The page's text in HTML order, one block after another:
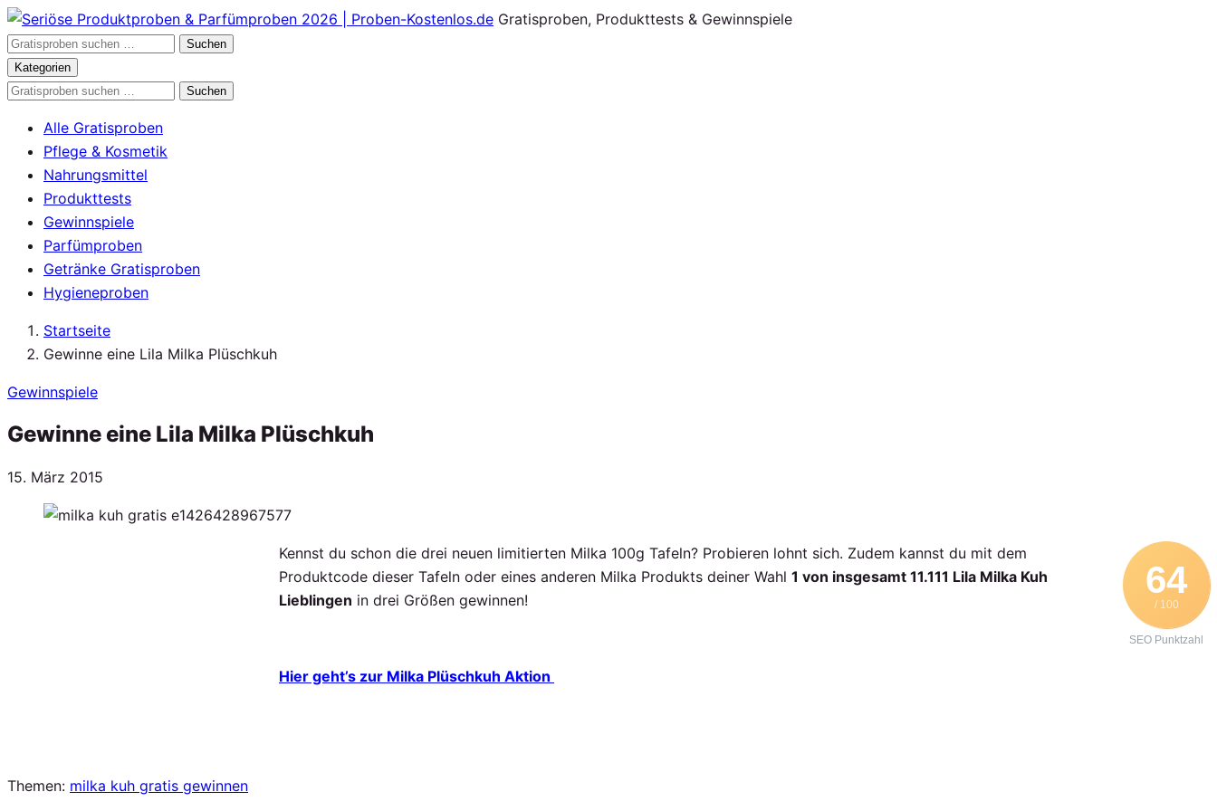
Zum
Inhalt
springen
Gratisproben, Produkttests & Gewinnspiele
Gratisproben
durchsuchen
Suchen
Kategorien
Gratisproben
Suchen
Alle Gratisproben
Pflege & Kosmetik
Nahrungsmittel
Produkttests
Gewinnspiele
Parfümproben
Getränke Gratisproben
Hygieneproben
Startseite
Gewinne eine Lila Milka Plüschkuh
Gewinnspiele
Gewinne eine Lila Milka Plüschkuh
Veröffentlicht
15. März 2015
64
/ 100
SEO Punktzahl
Kennst du schon die drei neuen limitierten Milka 100g Tafeln? Probieren lohnt sich. Zudem kannst du mit dem
Produktcode dieser Tafeln oder eines anderen Milka Produkts deiner Wahl 1 von insgesamt 11.111 Lila Milka Kuh
Lieblingen in drei Größen gewinnen!
Hier geht’s zur Milka Plüschkuh Aktion
Themen: milka kuh gratis gewinnen